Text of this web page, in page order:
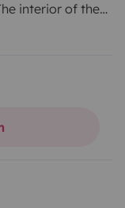
interior of the
a cozy and
for enjoying
we